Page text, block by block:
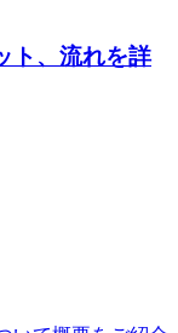
ト、流れを詳